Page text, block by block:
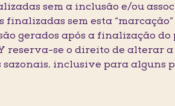
sem a inclusão e/ou
sem esta
são gerados após a finalização
reserva-se o direito de
sazonais, inclusive para alguns